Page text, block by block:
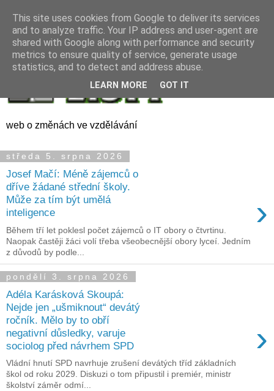
web o změnách ve vzdělávání
středa 5. srpna 2026
Josef Mačí: Méně zájemců o
dříve žádané střední školy.
Může za tím být umělá
inteligence
›
Během tří let poklesl počet zájemců o IT obory o čtvrtinu.
Naopak častěji žáci volí třeba všeobecnější obory lyceí. Jedním
z důvodů by podle...
pondělí 3. srpna 2026
Adéla Karásková Skoupá:
Nejde jen „ušmiknout“ devátý
ročník. Mělo by to obří
negativní důsledky, varuje
sociolog před návrhem SPD
›
Vládní hnutí SPD navrhuje zrušení devátých tříd základních
škol od roku 2029. Diskuzi o tom připustil i premiér, ministr
školství záměr odmí...
This site uses cookies from Google to deliver its services
and to analyze traffic. Your IP address and user-agent are
shared with Google along with performance and security
metrics to ensure quality of service, generate usage
statistics, and to detect and address abuse.
LEARN MORE GOT IT